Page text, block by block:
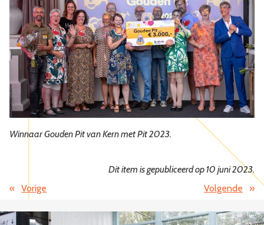
Winnaar Gouden Pit van Kern met Pit 2023.
Dit item is gepubliceerd op 10 juni 2023.
« Vorige Volgende »